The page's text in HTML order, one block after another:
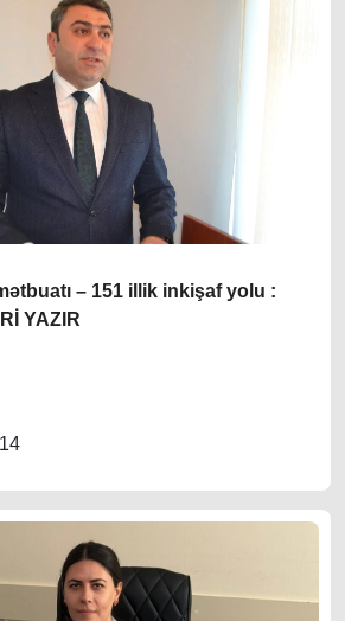
– 151 illik inkişaf yolu :
YAZIR